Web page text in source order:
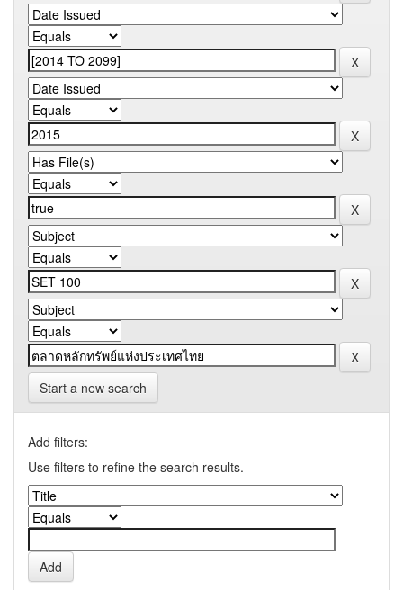
Start a new search
Add filters:
Use filters to refine the search results.